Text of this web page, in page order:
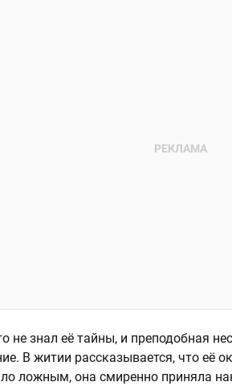
не знал её тайны, и преподобная
В житии рассказывается, что её
ложным, она смиренно приняла